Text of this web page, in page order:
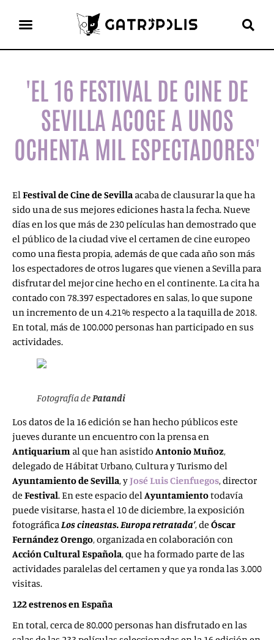
'EL 16 FESTIVAL DE CINE DE
SEVILLA ACOGE A UNOS
OCHENTA MIL ESPECTADORES'
ElFestival de Cine de Sevilla acaba de clausurar la que ha
sido una de sus mejores ediciones hasta la fecha. Nueve
días en los que más de 230 películas han demostrado que
el público de la ciudad vive el certamen de cine europeo
como una fiesta propia, además de que cada año son más
los espectadores de otros lugares que vienen a Sevilla para
disfrutar del mejor cine hecho en el continente. La cita ha
contado con 78.397 espectadores en salas, lo que supone
un incremento de un 4.21% respecto a la taquilla de 2018.
En total, más de 100.000 personas han participado en sus
actividades.
Fotografía dePatandi
Los datos de la 16 edición se han hecho públicos este
jueves durante un encuentro con la prensa en
Antiquarium al que han asistidoAntonio Muñoz,
delegado de Hábitat Urbano, Cultura y Turismo del
Ayuntamiento de Sevilla, yJosé LuisCienfuegos, director
de Festival. En este espacio delAyuntamientotodavía
puede visitarse, hasta el 10 de diciembre, la exposición
fotográficaLoscineastas. Europa retratada’, de Óscar
Fernández Orengo, organizada en colaboración con
Acción Cultural Española, que ha formado parte de las
actividades paralelas del certamen y que ya ronda las 3.000
visitas.
122 estrenos en España
En total, cerca de 80.000 personas han disfrutado en las